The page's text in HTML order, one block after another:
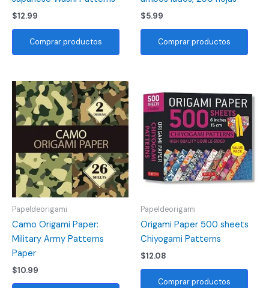
$12.99
Comprar productos
$5.99
Comprar productos
Papeldeorigami
Camo Origami Paper:
Military Army Patterns
Paper
$10.99
Papeldeorigami
Origami Paper 500 sheets
Chiyogami Patterns
$12.08
Comprar productos